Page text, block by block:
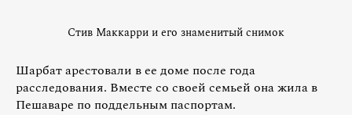
Стив Маккарри и его знаменитый снимок
Шарбат арестовали в ее доме после года
расследования. Вместе со своей семьей она жила в
Пешаваре по поддельным паспортам.